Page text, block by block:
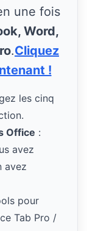
une fois
Word,
.Cliquez
!
les cinq
Office :
avez
avez
pour
Tab Pro /